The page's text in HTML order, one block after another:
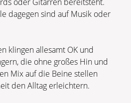
dagegen sind auf Musik oder
klingen allesamt OK und
die ohne großes Hin und
Mix auf die Beine stellen
den Alltag erleichtern.